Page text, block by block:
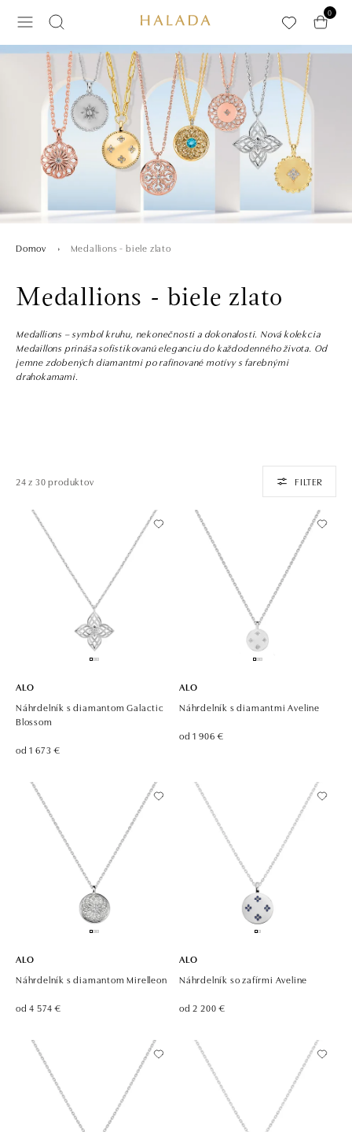
0
Domov Medallions - biele zlato
Medallions - biele zlato
Medallions – symbol kruhu, nekonečnosti a dokonalosti. Nová kolekcia
Medaillons prináša sofistikovanú eleganciu do každodenného života. Od
jemne zdobených diamantmi po rafinované motívy s farebnými
drahokamami.
24 z 30 produktov FILTER
ALO
Náhrdelník s diamantom Galactic
Blossom
od 1 673 €
ALO
Náhrdelník s diamantmi Aveline
od 1 906 €
ALO
Náhrdelník s diamantom Mirelleon
od 4 574 €
ALO
Náhrdelník so zafírmi Aveline
od 2 200 €